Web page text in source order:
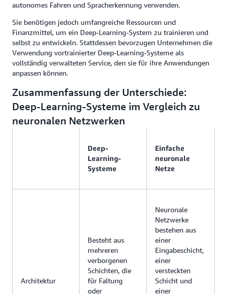
autonomes Fahren und Spracherkennung verwenden.
Sie benötigen jedoch umfangreiche Ressourcen und
Finanzmittel, um ein Deep-Learning-System zu trainieren und
selbst zu entwickeln. Stattdessen bevorzugen Unternehmen die
Verwendung vortrainierter Deep-Learning-Systeme als
vollständig verwalteten Service, den sie für ihre Anwendungen
anpassen können.
Zusammenfassung der Unterschiede:
Deep-Learning-Systeme im Vergleich zu
neuronalen Netzwerken
Deep-
Learning-
Systeme
Einfache
neuronale
Netze
Architektur
Besteht aus
mehreren
verborgenen
Schichten, die
für Faltung
oder
Neuronale
Netzwerke
bestehen aus
einer
Eingabeschicht,
einer
versteckten
Schicht und
einer